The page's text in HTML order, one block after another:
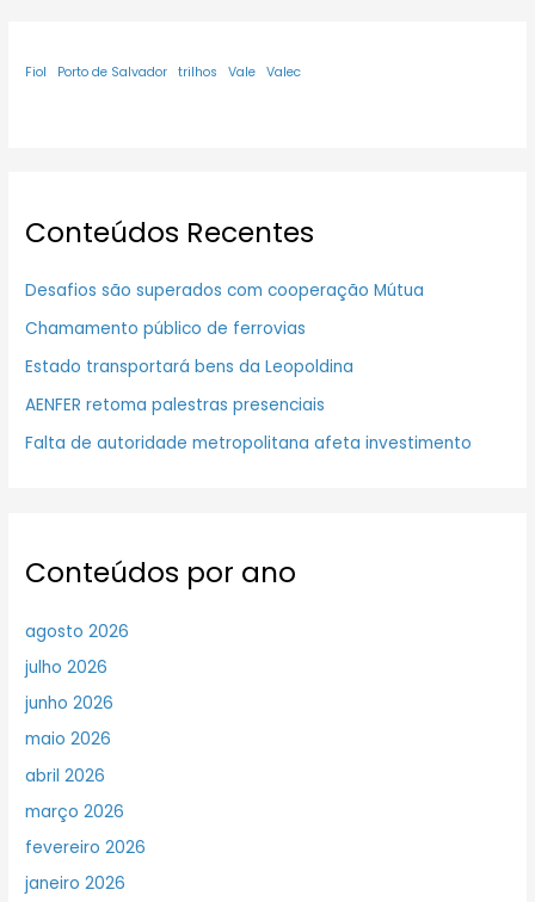
Fiol Porto de Salvador trilhos Vale Valec
Conteúdos Recentes
Desafios são superados com cooperação Mútua
Chamamento público de ferrovias
Estado transportará bens da Leopoldina
AENFER retoma palestras presenciais
Falta de autoridade metropolitana afeta investimento
Conteúdos por ano
agosto 2026
julho 2026
junho 2026
maio 2026
abril 2026
março 2026
fevereiro 2026
janeiro 2026